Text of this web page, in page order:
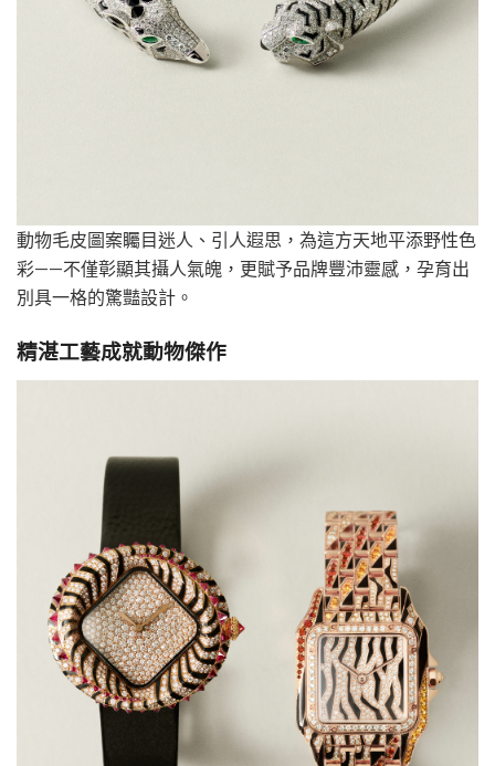
動物毛皮圖案矚目迷人、引人遐思，為這方天地平添野性色
彩——不僅彰顯其攝人氣魄，更賦予品牌豐沛靈感，孕育出
別具一格的驚豔設計。
精湛工藝成就動物傑作